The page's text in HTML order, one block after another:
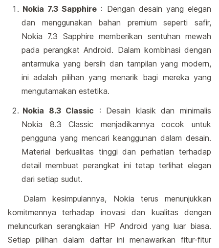
Nokia 7.3 Sapphire : Dengan desain yang elegan
dan menggunakan bahan premium seperti safir,
Nokia 7.3 Sapphire memberikan sentuhan mewah
pada perangkat Android. Dalam kombinasi dengan
antarmuka yang bersih dan tampilan yang modern,
ini adalah pilihan yang menarik bagi mereka yang
mengutamakan estetika.
Nokia 8.3 Classic : Desain klasik dan minimalis
Nokia 8.3 Classic menjadikannya cocok untuk
pengguna yang mencari keanggunan dalam desain.
Material berkualitas tinggi dan perhatian terhadap
detail membuat perangkat ini tetap terlihat elegan
dari setiap sudut.
Dalam kesimpulannya, Nokia terus menunjukkan
komitmennya terhadap inovasi dan kualitas dengan
meluncurkan serangkaian HP Android yang luar biasa.
Setiap pilihan dalam daftar ini menawarkan fitur-fitur